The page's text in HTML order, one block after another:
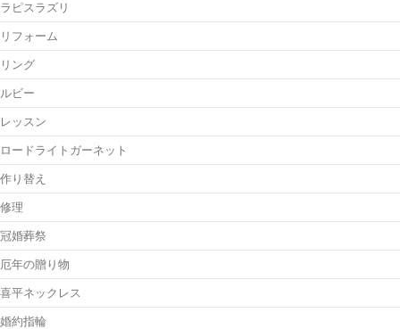
ラピスラズリ
リフォーム
リング
ルビー
レッスン
ロードライトガーネット
作り替え
修理
冠婚葬祭
厄年の贈り物
喜平ネックレス
婚約指輪